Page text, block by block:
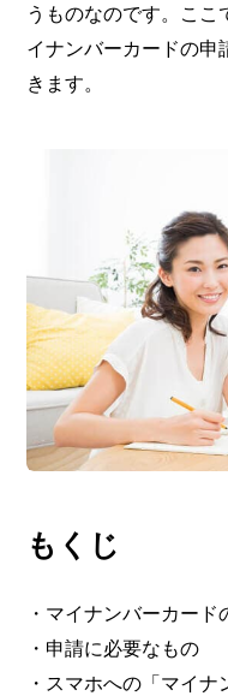
うものなのです。ここ
イナンバーカードの申
きます。
もくじ
・マイナンバーカード
・申請に必要なもの
・スマホへの「マイ